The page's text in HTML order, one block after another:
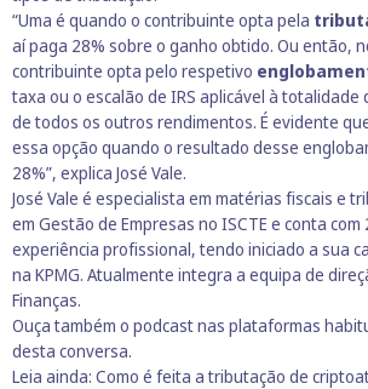
“Uma é quando o contribuinte opta pela
aí paga 28% sobre o ganho obtido. Ou então,
contribuinte opta pelo respetivo
taxa ou o escalão de IRS aplicável à totalidade
de todos os outros rendimentos. É evidente
essa opção quando o resultado desse
28%”, explica José Vale.
José Vale é especialista em matérias fiscais e
em Gestão de Empresas no ISCTE e conta com
experiência profissional, tendo iniciado a sua
na KPMG. Atualmente integra a equipa de
Finanças.
Ouça também o podcast nas plataformas
desta conversa.
Leia ainda: Como é feita a tributação de